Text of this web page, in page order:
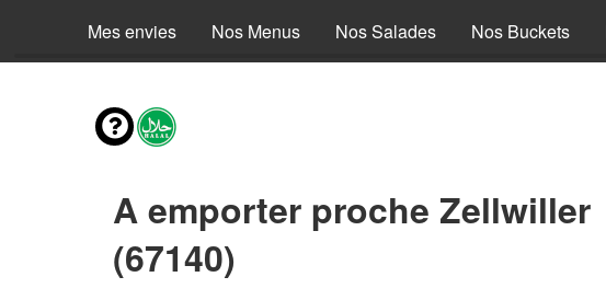
Mes envies Nos Menus Nos Salades Nos Buckets
A emporter proche Zellwiller
(67140)